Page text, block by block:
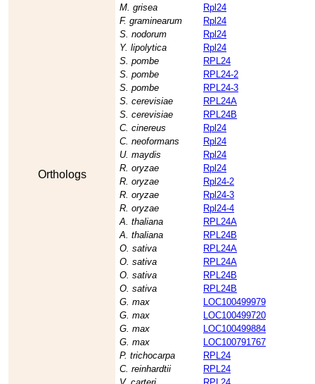
Orthologs
M. grisea
Rpl24
F. graminearum
Rpl24
S. nodorum
Rpl24
Y. lipolytica
Rpl24
S. pombe
RPL24
S. pombe
RPL24-2
S. pombe
RPL24-3
S. cerevisiae
RPL24A
S. cerevisiae
RPL24B
C. cinereus
Rpl24
C. neoformans
Rpl24
U. maydis
Rpl24
R. oryzae
Rpl24
R. oryzae
Rpl24-2
R. oryzae
Rpl24-3
R. oryzae
Rpl24-4
A. thaliana
RPL24A
A. thaliana
RPL24B
O. sativa
RPL24A
O. sativa
RPL24A
O. sativa
RPL24B
O. sativa
RPL24B
G. max
LOC100499979
G. max
LOC100499720
G. max
LOC100499884
G. max
LOC100791767
P. trichocarpa
RPL24
C. reinhardtii
RPL24